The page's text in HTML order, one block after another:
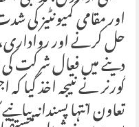
اور مقامی کمیونٹیز
حل کرنے اور
دینے میں فعال شرکت
گورنر نے نتیجہ اخذ کیا
تعاون انتہا پسندانہ